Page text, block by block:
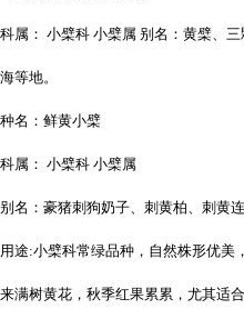
科属： 小檗科 小檗属 别名：黄檗、
海等地。
种名：鲜黄小檗
科属： 小檗科 小檗属
别名：豪猪刺狗奶子、刺黄柏、刺黄
用途:小檗科常绿品种，自然株形优美
来满树黄花，秋季红果累累，尤其适